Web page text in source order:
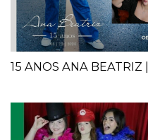
15 ANOS ANA